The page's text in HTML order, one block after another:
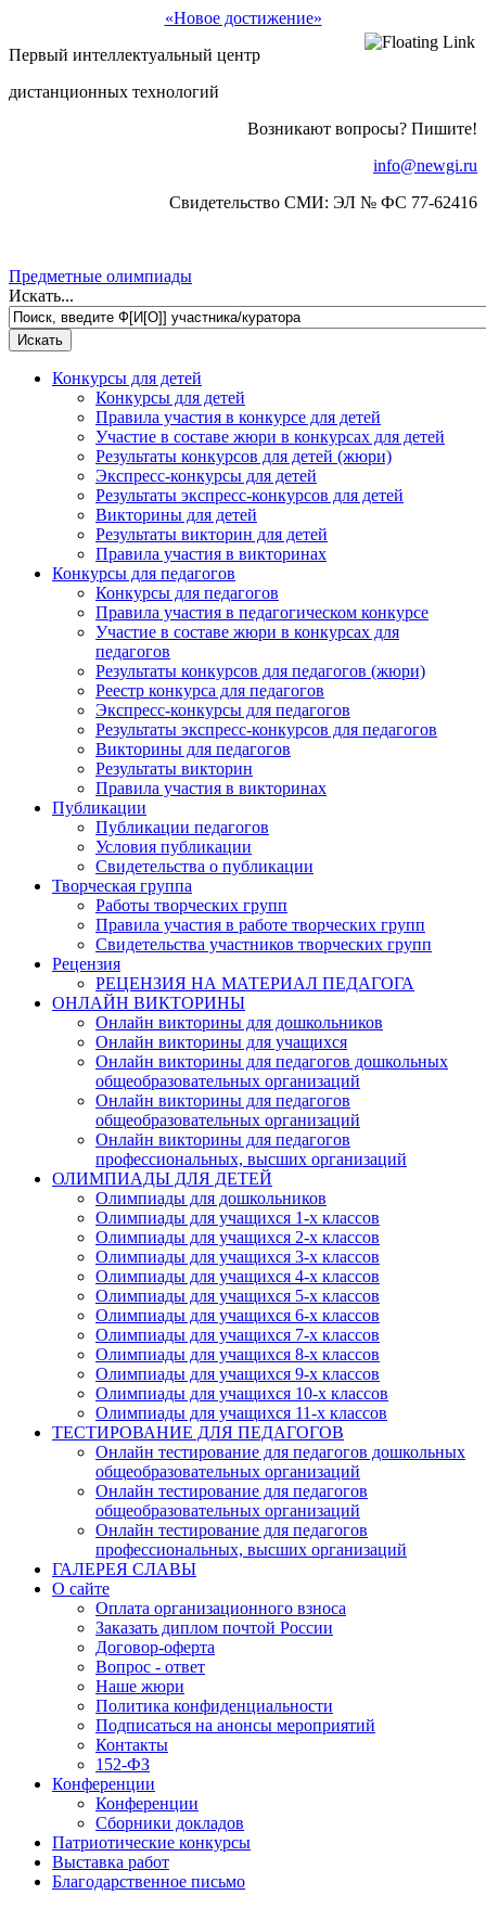
«Новое достижение»
Первый интеллектуальный центр
дистанционных технологий
Возникают вопросы? Пишите!
info@newgi.ru
Свидетельство СМИ: ЭЛ № ФС 77-62416
Предметные олимпиады
Искать...
Конкурсы для детей
Конкурсы для детей
Правила участия в конкурсе для детей
Участие в составе жюри в конкурсах для детей
Результаты конкурсов для детей (жюри)
Экспресс-конкурсы для детей
Результаты экспресс-конкурсов для детей
Викторины для детей
Результаты викторин для детей
Правила участия в викторинах
Конкурсы для педагогов
Конкурсы для педагогов
Правила участия в педагогическом конкурсе
Участие в составе жюри в конкурсах для
педагогов
Результаты конкурсов для педагогов (жюри)
Реестр конкурса для педагогов
Экспресс-конкурсы для педагогов
Результаты экспресс-конкурсов для педагогов
Викторины для педагогов
Результаты викторин
Правила участия в викторинах
Публикации
Публикации педагогов
Условия публикации
Свидетельства о публикации
Творческая группа
Работы творческих групп
Правила участия в работе творческих групп
Свидетельства участников творческих групп
Рецензия
РЕЦЕНЗИЯ НА МАТЕРИАЛ ПЕДАГОГА
ОНЛАЙН ВИКТОРИНЫ
Онлайн викторины для дошкольников
Онлайн викторины для учащихся
Онлайн викторины для педагогов дошкольных
общеобразовательных организаций
Онлайн викторины для педагогов
общеобразовательных организаций
Онлайн викторины для педагогов
профессиональных, высших организаций
ОЛИМПИАДЫ ДЛЯ ДЕТЕЙ
Олимпиады для дошкольников
Олимпиады для учащихся 1-х классов
Олимпиады для учащихся 2-х классов
Олимпиады для учащихся 3-х классов
Олимпиады для учащихся 4-х классов
Олимпиады для учащихся 5-х классов
Олимпиады для учащихся 6-х классов
Олимпиады для учащихся 7-х классов
Олимпиады для учащихся 8-х классов
Олимпиады для учащихся 9-х классов
Олимпиады для учащихся 10-х классов
Олимпиады для учащихся 11-х классов
ТЕСТИРОВАНИЕ ДЛЯ ПЕДАГОГОВ
Онлайн тестирование для педагогов дошкольных
общеобразовательных организаций
Онлайн тестирование для педагогов
общеобразовательных организаций
Онлайн тестирование для педагогов
профессиональных, высших организаций
ГАЛЕРЕЯ СЛАВЫ
О сайте
Оплата организационного взноса
Заказать диплом почтой России
Договор-оферта
Вопрос - ответ
Наше жюри
Политика конфиденциальности
Подписаться на анонсы мероприятий
Контакты
152-ФЗ
Конференции
Конференции
Сборники докладов
Патриотические конкурсы
Выставка работ
Благодарственное письмо